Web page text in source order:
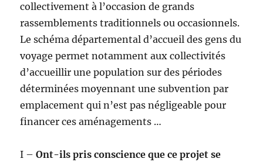
collectivement à l’occasion de grands
rassemblements traditionnels ou occasionnels.
Le schéma départemental d’accueil des gens du
voyage permet notamment aux collectivités
d’accueillir une population sur des périodes
déterminées moyennant une subvention par
emplacement qui n’est pas négligeable pour
financer ces aménagements …
I –Ont-ils pris conscience que ce projet se